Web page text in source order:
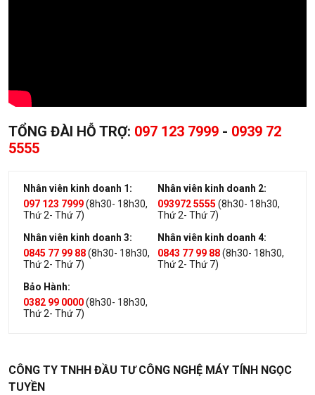
TỔNG ĐÀI HỖ TRỢ: 097 123 7999 - 0939 72
5555
Nhân viên kinh doanh 1:
097 123 7999(8h30- 18h30,
Thứ 2- Thứ 7)
Nhân viên kinh doanh 2:
093972 5555 (8h30- 18h30,
Thứ 2- Thứ 7)
Nhân viên kinh doanh 3:
0845 77 99 88(8h30- 18h30,
Thứ 2- Thứ 7)
Nhân viên kinh doanh 4:
0843 77 99 88(8h30- 18h30,
Thứ 2- Thứ 7)
Bảo Hành:
0382 99 0000(8h30- 18h30,
Thứ 2- Thứ 7)
CÔNG TY TNHH ĐẦU TƯ CÔNG NGHỆ MÁY TÍNH NGỌC
TUYỀN